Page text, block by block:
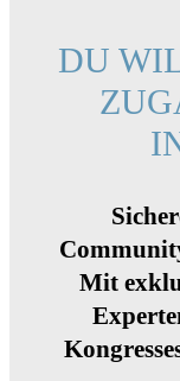
DU
Mit